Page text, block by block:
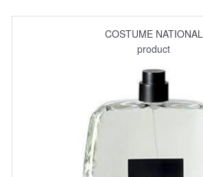
COSTUME NATIONAL
product